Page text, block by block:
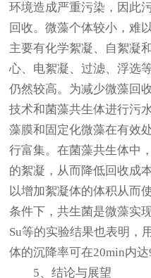
环境造成严重污染，因此
回收。微藻个体较小，难
主要有化学絮凝、自絮凝
心、电絮凝、过滤、浮选
仍然较高。为减少微藻回
技术和菌藻共生体进行污
藻膜和固定化微藻在有效
行富集。在菌藻共生体中
的絮凝，从而降低回收成
以增加絮凝体的体积从而
条件下，共生菌是微藻实
Su等的实验结果也表明，
体的沉降率可在20min内达
5、结论与展望